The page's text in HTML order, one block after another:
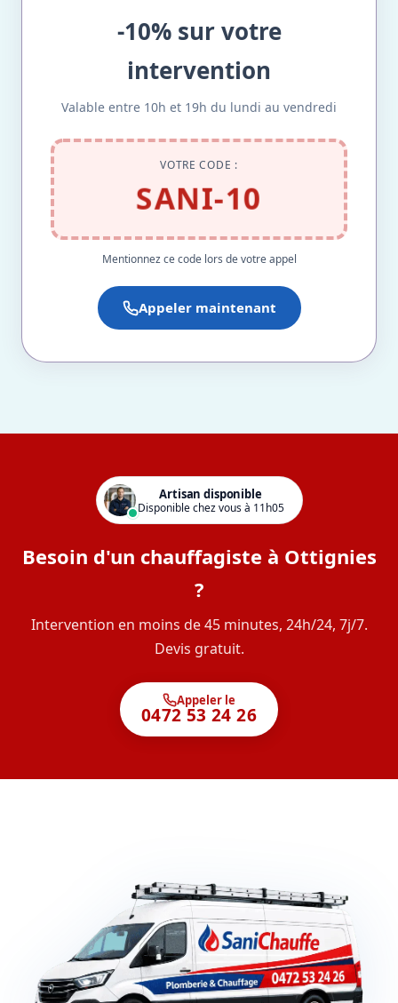
-10% sur votre
intervention
Valable entre 10h et 19h du lundi au vendredi
VOTRE CODE :
SANI-10
Mentionnez ce code lors de votre appel
Appeler maintenant
Artisan disponible
Disponible chez vous à 11h05
Besoin d'un chauffagiste à Ottignies
?
Intervention en moins de 45 minutes, 24h/24, 7j/7.
Devis gratuit.
Appeler le
0472 53 24 26